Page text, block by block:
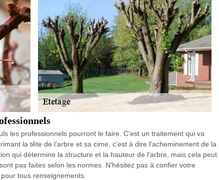
les professionnels pourront le faire. C’est un traitement qui va
la tête de l’arbre et sa cime, c’est à dire l'acheminement de la
qui détermine la structure et la hauteur de l'arbre, mais cela peut
pas faites selon les normes. N'hésitez pas à confier votre
tous renseignements.